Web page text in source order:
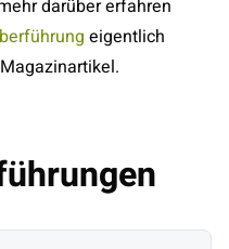
darüber erfahren
eigentlich